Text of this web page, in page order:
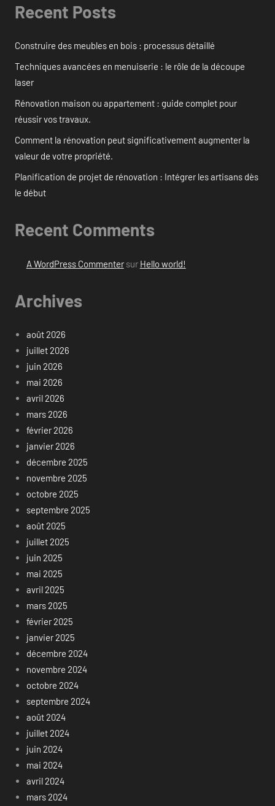
Recent Posts
Construire des meubles en bois : processus détaillé
Techniques avancées en menuiserie : le rôle de la découpe
laser
Rénovation maison ou appartement : guide complet pour
réussir vos travaux.
Comment la rénovation peut significativement augmenter la
valeur de votre propriété.
Planification de projet de rénovation : Intégrer les artisans dès
le début
Recent Comments
A WordPress Commentersur Hello world!
Archives
août 2026
juillet 2026
juin 2026
mai 2026
avril 2026
mars 2026
février 2026
janvier 2026
décembre 2025
novembre 2025
octobre 2025
septembre 2025
août 2025
juillet 2025
juin 2025
mai 2025
avril 2025
mars 2025
février 2025
janvier 2025
décembre 2024
novembre 2024
octobre 2024
septembre 2024
août 2024
juillet 2024
juin 2024
mai 2024
avril 2024
mars 2024